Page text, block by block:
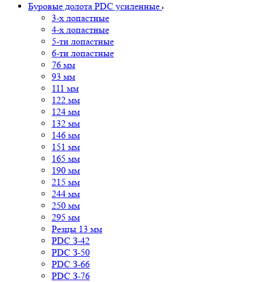
Буровые долота PDC усиленные
3-х лопастные
4-х лопастные
5-ти лопастные
6-ти лопастные
76 мм
93 мм
111 мм
122 мм
124 мм
132 мм
146 мм
151 мм
165 мм
190 мм
215 мм
244 мм
250 мм
295 мм
Резцы 13 мм
PDC З-42
PDC З-50
PDC З-66
PDC З-76